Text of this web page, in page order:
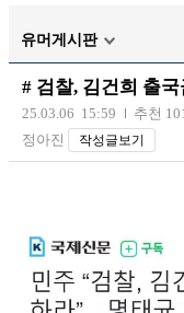
트럭/버스
장착시공사진
유머게시판
# 검찰, 김건희 출
25.03.06 15:59 추천 101
정아진
작성글보기